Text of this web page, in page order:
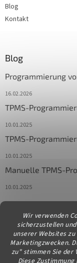
Wir verwenden
sicherzustellen
unserer Websites
Marketingzwecken.
zu" stimmen Sie der
Diese
Blog
Kontakt
Blog
Programmierung
16.02.2026
TPMS-
10.01.2025
TPMS-
10.01.2025
Manuelle TPMS-
10.01.2025
Kontakt
info@diagstore.at